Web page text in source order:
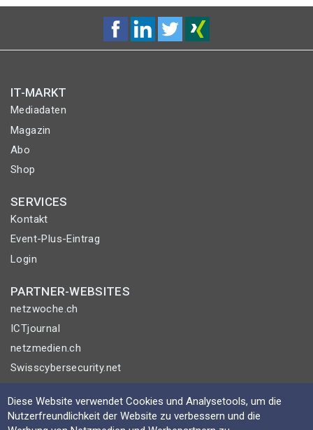
IT-MARKT
Mediadaten
Magazin
Abo
Shop
SERVICES
Kontakt
Event-Plus-Eintrag
Login
PARTNER-WEBSITES
netzwoche.ch
ICTjournal
netzmedien.ch
Swisscybersecurity.net
© NETZMEDIEN AG 2026
Impressum
Diese Website verwendet Cookies und Analysetools, um die
Nutzerfreundlichkeit der Website zu verbessern und die